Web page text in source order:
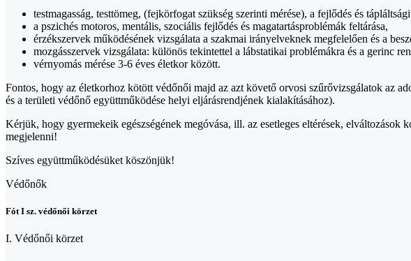
testmagasság, testtömeg, (fejkörfogat szükség szerinti mérése), a fejlődés és
a pszichés motoros, mentális, szociális fejlődés és magatartásproblémák feltárása,
érzékszervek működésének vizsgálata a szakmai irányelveknek megfelelően és a
mozgásszervek vizsgálata: különös tekintettel a lábstatikai problémákra és a gerinc
vérnyomás mérése 3-6 éves életkor között.
Fontos, hogy az életkorhoz kötött védőnői majd az azt követő orvosi szűrővizsgálatok az
és a területi védőnő együttműködése helyi eljárásrendjének kialakításához).
Kérjük, hogy gyermekeik egészségének megóvása, ill. az esetleges eltérések,
megjelenni!
Szíves együttműködésüket köszönjük!
Védőnők
Fót I sz. védőnői körzet
I. Védőnői körzet